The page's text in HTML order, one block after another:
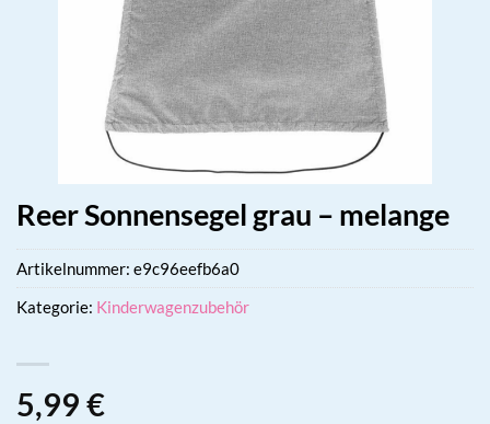
Reer Sonnensegel grau – melange
5,99 €
Artikelnummer: e9c96eefb6a0
Kategorie: Kinderwagenzubehör